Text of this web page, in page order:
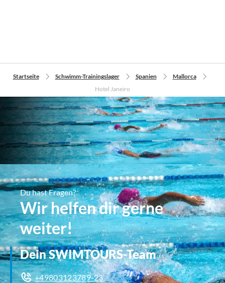
Startseite Schwimm-Trainingslager Spanien
Mallorca
Hotel Janeiro
Du hast Fragen?
Wir helfen dir gerne
weiter!
Dein SWIMTOURS-Team
+49803123789-23